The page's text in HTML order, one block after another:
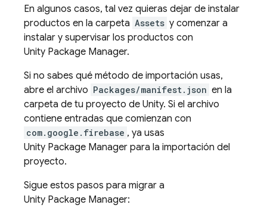
En algunos casos, tal vez quieras dejar de instalar
productos en la carpeta Assets y comenzar a
instalar y supervisar los productos con
Unity Package Manager.
Si no sabes qué método de importación usas,
abre el archivo Packages/manifest.json en la
carpeta de tu proyecto de Unity. Si el archivo
contiene entradas que comienzan con
com.google.firebase , ya usas
Unity Package Manager para la importación del
proyecto.
Sigue estos pasos para migrar a
Unity Package Manager: